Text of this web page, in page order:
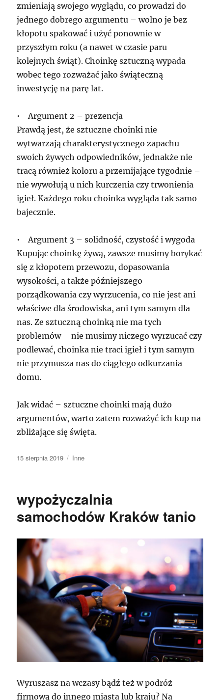
zmieniają swojego wyglądu, co prowadzi do
jednego dobrego argumentu – wolno je bez
kłopotu spakować i użyć ponownie w
przyszłym roku (a nawet w czasie paru
kolejnych świąt). Choinkę sztuczną wypada
wobec tego rozważać jako świąteczną
inwestycję na parę lat.
• Argument 2 – prezencja
Prawdą jest, że sztuczne choinki nie
wytwarzają charakterystycznego zapachu
swoich żywych odpowiedników, jednakże nie
tracą również koloru a przemijające tygodnie –
nie wywołują u nich kurczenia czy trwonienia
igieł. Każdego roku choinka wygląda tak samo
bajecznie.
• Argument 3 – solidność, czystość i wygoda
Kupując choinkę żywą, zawsze musimy borykać
się z kłopotem przewozu, dopasowania
wysokości, a także późniejszego
porządkowania czy wyrzucenia, co nie jest ani
właściwe dla środowiska, ani tym samym dla
nas. Ze sztuczną choinką nie ma tych
problemów – nie musimy niczego wyrzucać czy
podlewać, choinka nie traci igieł i tym samym
nie przymusza nas do ciągłego odkurzania
domu.
Jak widać – sztuczne choinki mają dużo
argumentów, warto zatem rozważyć ich kup na
zbliżające się święta.
Data
15 sierpnia 2019 Kategorie
Inne
wypożyczalnia
samochodów Kraków tanio
Wyruszasz na wczasy bądź też w podróż
firmową do innego miasta lub kraju? Na